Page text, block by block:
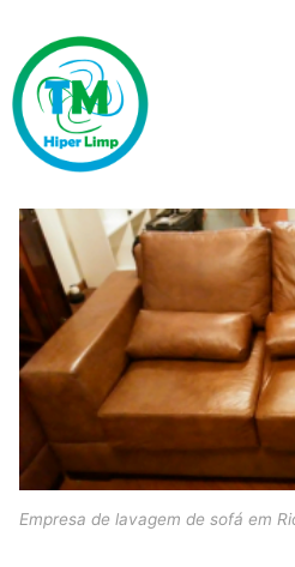
Empresa de lavagem de sofá em